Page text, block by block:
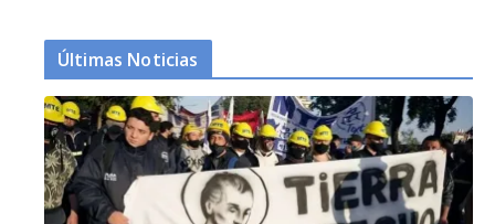
Últimas Noticias